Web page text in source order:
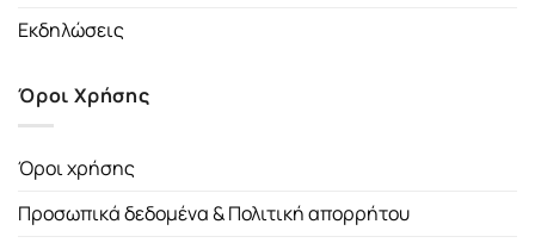
Εκδηλώσεις
Όροι Χρήσης
Όροι χρήσης
Προσωπικά δεδομένα & Πολιτική απορρήτου